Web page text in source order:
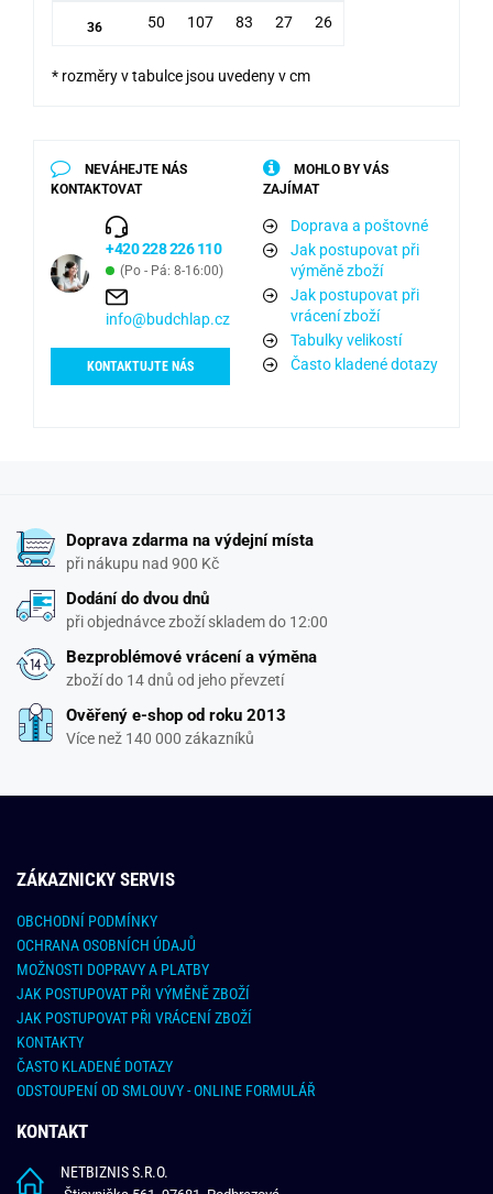
36 50 107 83 27 26
* rozměry v tabulce jsou uvedeny v cm
NEVÁHEJTE NÁS
KONTAKTOVAT
+420 228 226 110
(Po - Pá: 8-16:00)
info@budchlap.cz
KONTAKTUJTE NÁS
MOHLO BY VÁS
ZAJÍMAT
Doprava a poštovné
Jak postupovat při
výměně zboží
Jak postupovat při
vrácení zboží
Tabulky velikostí
Často kladené dotazy
Doprava zdarma na výdejní místa
při nákupu nad 900 Kč
Dodání do dvou dnů
při objednávce zboží skladem do 12:00
Bezproblémové vrácení a výměna
zboží do 14 dnů od jeho převzetí
Ověřený e-shop od roku 2013
Více než 140 000 zákazníků
ZÁKAZNICKY SERVIS
OBCHODNÍ PODMÍNKY
OCHRANA OSOBNÍCH ÚDAJŮ
MOŽNOSTI DOPRAVY A PLATBY
JAK POSTUPOVAT PŘI VÝMĚNĚ ZBOŽÍ
JAK POSTUPOVAT PŘI VRÁCENÍ ZBOŽÍ
KONTAKTY
ČASTO KLADENÉ DOTAZY
ODSTOUPENÍ OD SMLOUVY - ONLINE FORMULÁŘ
KONTAKT
NETBIZNIS S.R.O.